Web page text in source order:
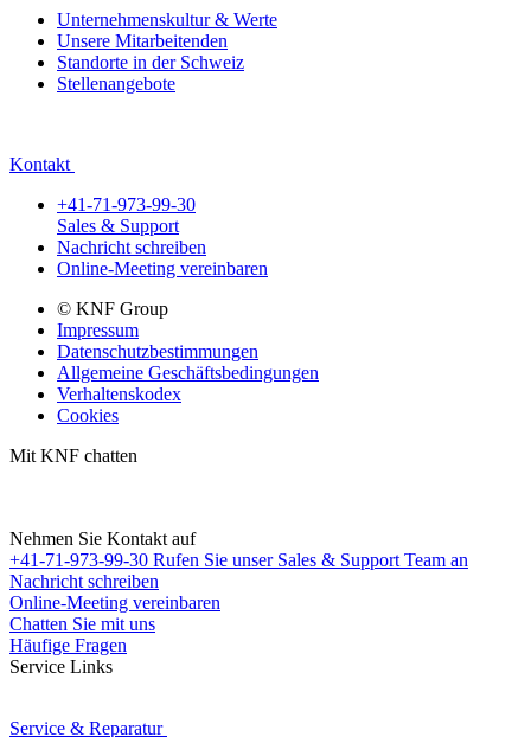
Unternehmenskultur & Werte
Unsere Mitarbeitenden
Standorte in der Schweiz
Stellenangebote
Kontakt
+41-71-973-99-30
Sales & Support
Nachricht schreiben
Online-Meeting vereinbaren
© KNF Group
Impressum
Datenschutzbestimmungen
Allgemeine Geschäftsbedingungen
Verhaltenskodex
Cookies
Mit KNF chatten
Nehmen Sie Kontakt auf
+41-71-973-99-30 Rufen Sie unser Sales & Support Team an
Nachricht schreiben
Online-Meeting vereinbaren
Chatten Sie mit uns
Häufige Fragen
Service Links
Service & Reparatur